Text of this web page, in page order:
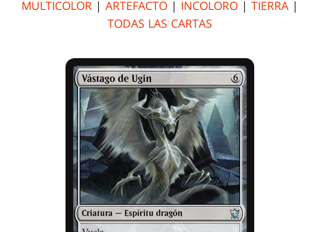
MULTICOLOR| ARTEFACTO| INCOLORO| TIERRA|
TODAS LAS CARTAS